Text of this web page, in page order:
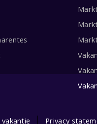
Privacy